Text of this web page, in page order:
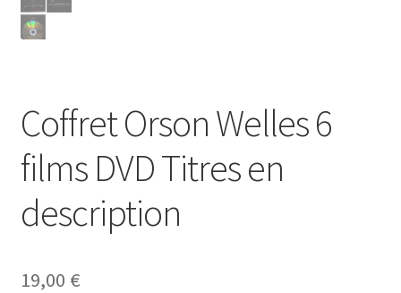
Coffret Orson Welles 6
films DVD Titres en
description
19,00 €